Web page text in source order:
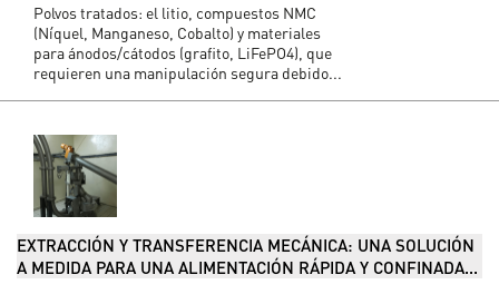
Polvos tratados: el litio, compuestos NMC
(Níquel, Manganeso, Cobalto) y materiales
para ánodos/cátodos (grafito, LiFePO4), que
requieren una manipulación segura debido...
EXTRACCIÓN Y TRANSFERENCIA MECÁNICA: UNA SOLUCIÓN
A MEDIDA PARA UNA ALIMENTACIÓN RÁPIDA Y CONFINADA...